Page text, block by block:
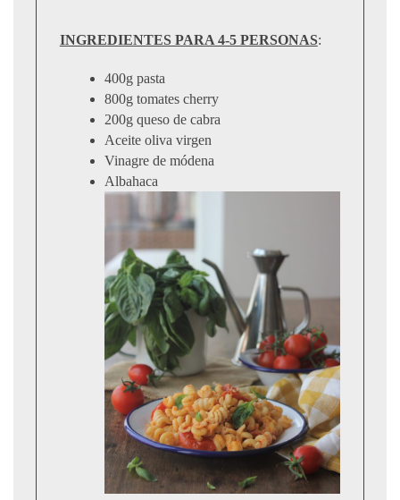
INGREDIENTES PARA 4-5 PERSONAS:
400g pasta
800g tomates cherry
200g queso de cabra
Aceite oliva virgen
Vinagre de módena
Albahaca